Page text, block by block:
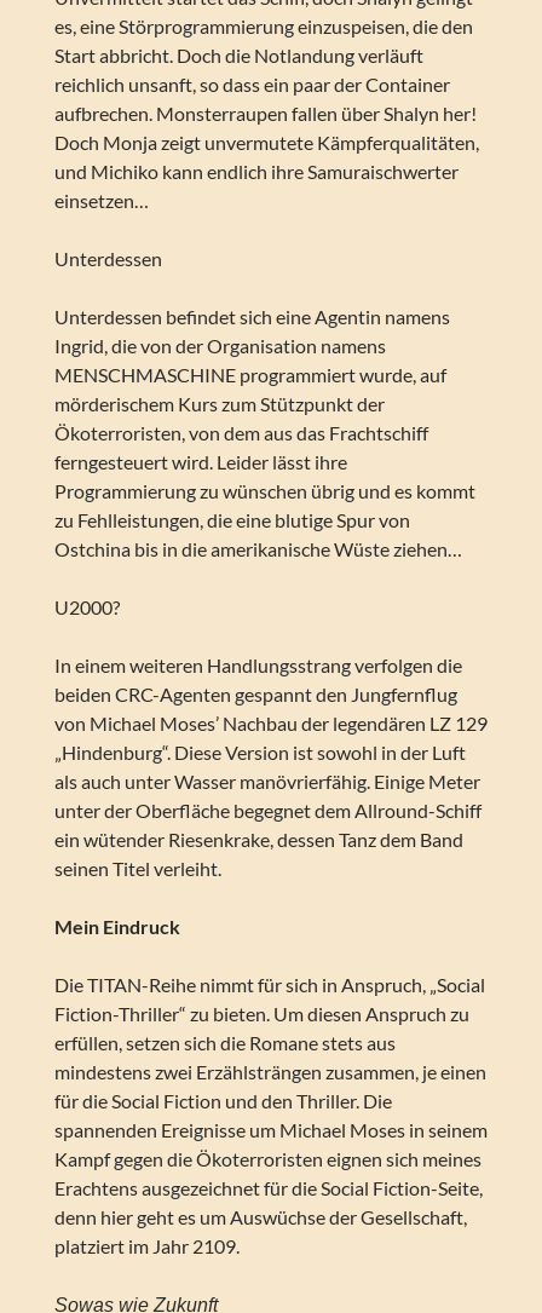
es, eine Störprogrammierung einzuspeisen, die den
Start abbricht. Doch die Notlandung verläuft
reichlich unsanft, so dass ein paar der Container
aufbrechen. Monsterraupen fallen über Shalyn her!
Doch Monja zeigt unvermutete Kämpferqualitäten,
und Michiko kann endlich ihre Samuraischwerter
einsetzen…
Unterdessen
Unterdessen befindet sich eine Agentin namens
Ingrid, die von der Organisation namens
MENSCHMASCHINE programmiert wurde, auf
mörderischem Kurs zum Stützpunkt der
Ökoterroristen, von dem aus das Frachtschiff
ferngesteuert wird. Leider lässt ihre
Programmierung zu wünschen übrig und es kommt
zu Fehlleistungen, die eine blutige Spur von
Ostchina bis in die amerikanische Wüste ziehen…
U2000?
In einem weiteren Handlungsstrang verfolgen die
beiden CRC-Agenten gespannt den Jungfernflug
von Michael Moses’ Nachbau der legendären LZ 129
„Hindenburg“. Diese Version ist sowohl in der Luft
als auch unter Wasser manövrierfähig. Einige Meter
unter der Oberfläche begegnet dem Allround-Schiff
ein wütender Riesenkrake, dessen Tanz dem Band
seinen Titel verleiht.
Mein Eindruck
Die TITAN-Reihe nimmt für sich in Anspruch, „Social
Fiction-Thriller“ zu bieten. Um diesen Anspruch zu
erfüllen, setzen sich die Romane stets aus
mindestens zwei Erzählsträngen zusammen, je einen
für die Social Fiction und den Thriller. Die
spannenden Ereignisse um Michael Moses in seinem
Kampf gegen die Ökoterroristen eignen sich meines
Erachtens ausgezeichnet für die Social Fiction-Seite,
denn hier geht es um Auswüchse der Gesellschaft,
platziert im Jahr 2109.
Sowas wie Zukunft